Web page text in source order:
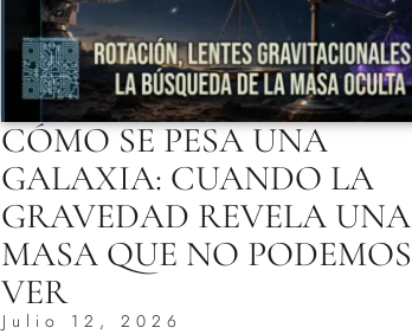
CÓMO SE PESA UNA
GALAXIA: CUANDO LA
GRAVEDAD REVELA UNA
MASA QUE NO PODEMOS
VER
Julio 12, 2026